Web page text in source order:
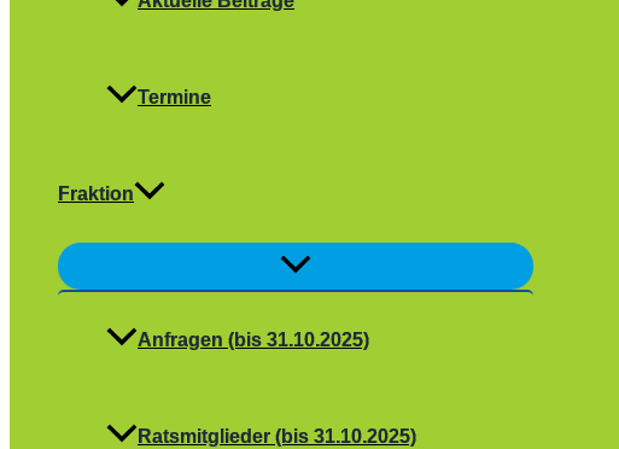
Termine
Fraktion
Menü
Anfragen (bis 31.10.2025)
Ratsmitglieder (bis 31.10.2025)